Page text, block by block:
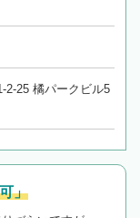
2-25 橘パークビル5
」